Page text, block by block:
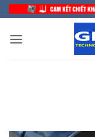
Bỏ
qua
nội